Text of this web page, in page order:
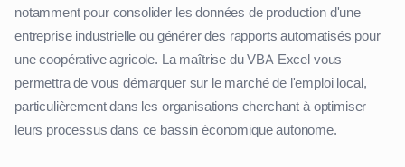
notamment pour consolider les données de production d'une
entreprise industrielle ou générer des rapports automatisés pour
une coopérative agricole. La maîtrise du VBA Excel vous
permettra de vous démarquer sur le marché de l'emploi local,
particulièrement dans les organisations cherchant à optimiser
leurs processus dans ce bassin économique autonome.